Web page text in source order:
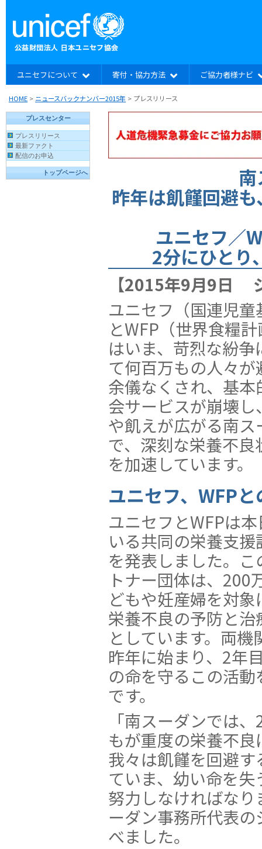
ユニセフについて 寄付・協力方法 ご協力者様ナビ
HOME > ニュースバックナンバー2015年 > プレスリリース
昨年は飢饉回避
ユニセフ／
2分にひとり
【2015年9月9日
ユニセフ（国連児童
とWFP（世界食糧
はいま、苛烈な紛争
て何百万もの人々が
余儀なくされ、基本
会サービスが崩壊し
や飢えが広がる南ス
で、深刻な栄養不
を加速しています。
ユニセフ、WFP
ユニセフとWFPは
いる共同の栄養支
を発表しました。
トナー団体は、200
どもや妊産婦を対
栄養不良の予防と
としています。両
昨年に始まり、2年
の命を守るこの活
です。
「南スーダンでは
もが重度の栄養不
我々は飢饉を回避
ていま、幼い命を
努力しなければな
ーダン事務所代表
べました。